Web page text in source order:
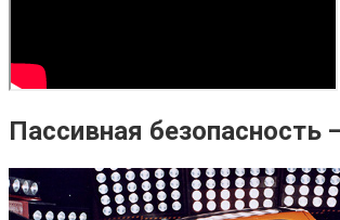
Пассивная безопасность